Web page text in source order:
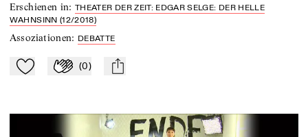
Erschienen in:THEATER DER ZEIT: EDGAR SELGE: DER HELLE
WAHNSINN (12/2018)
Assoziationen: DEBATTE
Zu Mein-TdZ hinzufügen
Applaudieren
(0) mail